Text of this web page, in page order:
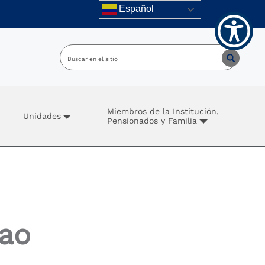
Español
Unidades
Miembros de la Institución,
Pensionados y Familia